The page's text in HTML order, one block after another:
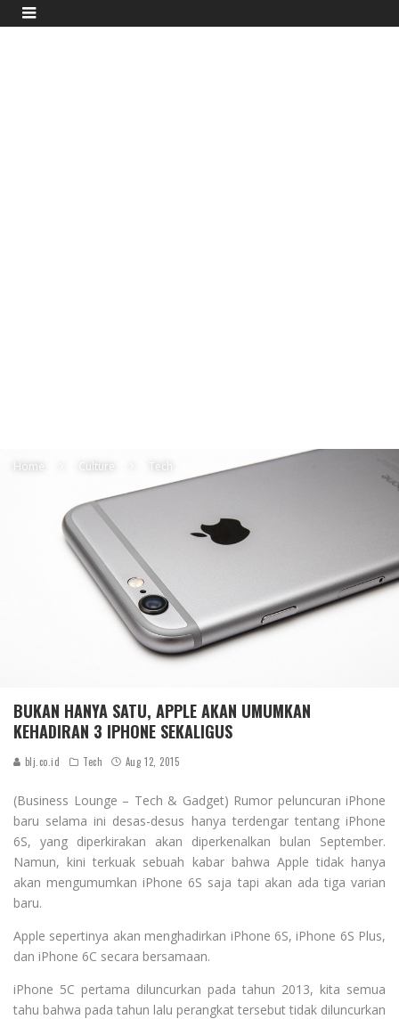
Home Culture Tech
BUKAN HANYA SATU, APPLE AKAN UMUMKAN
KEHADIRAN 3 IPHONE SEKALIGUS
blj.co.id Tech Aug 12, 2015
(Business Lounge – Tech & Gadget) Rumor peluncuran iPhone
baru selama ini desas-desus hanya terdengar tentang iPhone
6S, yang diperkirakan akan diperkenalkan bulan September.
Namun, kini terkuak sebuah kabar bahwa Apple tidak hanya
akan mengumumkan iPhone 6S saja tapi akan ada tiga varian
baru.
Apple sepertinya akan menghadirkan iPhone 6S, iPhone 6S Plus,
dan iPhone 6C secara bersamaan.
iPhone 5C pertama diluncurkan pada tahun 2013, kita semua
tahu bahwa pada tahun lalu perangkat tersebut tidak diluncurkan